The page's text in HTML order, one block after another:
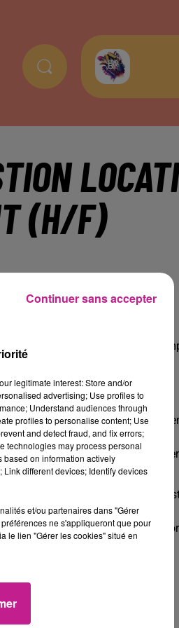
(H/F)
locative, une activité
mission sera :
les 3 missions ci-dessus,
assurer le suivi des
IML,
en charge le FSL et
et le SPRULO (SIAO)
ou diplôme en lien avec la
sens de l'organisation et des
du locataire
legitimate interest: Store and/or
advertising; Use profiles to
Understand audiences through
profiles to personalise content; Use
and detect fraud, and fix errors;
technologies may process personal
based on information actively
different devices; Identify devices
et/ou partenaires dans "Gérer
ne s'appliqueront que pour
le lien "Gérer les cookies" situé en
Continuer sans accepter